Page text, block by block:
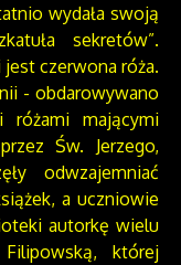
wydała swoją
sekretów”.
czerwona róża.
- obdarowywano
mającymi
Św. Jerzego,
odwzajemniać
a uczniowie
autorkę wielu
której